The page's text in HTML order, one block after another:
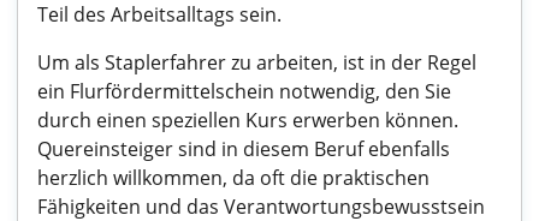
Teil des Arbeitsalltags sein.
Um als Staplerfahrer zu arbeiten, ist in der Regel
ein Flurfördermittelschein notwendig, den Sie
durch einen speziellen Kurs erwerben können.
Quereinsteiger sind in diesem Beruf ebenfalls
herzlich willkommen, da oft die praktischen
Fähigkeiten und das Verantwortungsbewusstsein